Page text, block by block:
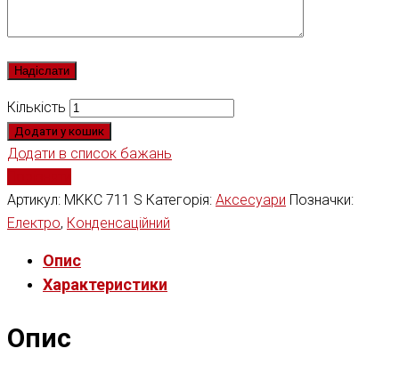
Кількість
Додати у кошик
Додати в список бажань
Артикул: MKKC 711 S Категорія: Аксесуари Позначки:
Електро, Конденсаційний
Опис
Характеристики
Опис